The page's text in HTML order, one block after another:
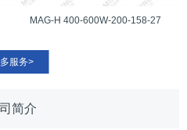
MAG-H 400-600W-200-158-27
服务>
简介